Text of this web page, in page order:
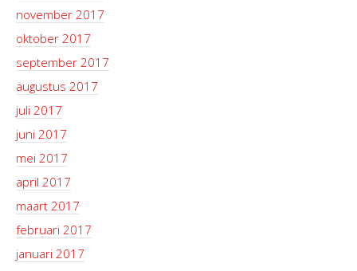
november 2017
oktober 2017
september 2017
augustus 2017
juli 2017
juni 2017
mei 2017
april 2017
maart 2017
februari 2017
januari 2017